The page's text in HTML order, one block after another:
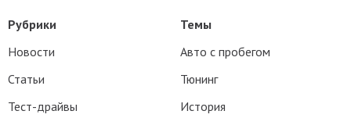
Рубрики
Новости
Статьи
Тест-драйвы
Темы
Авто с пробегом
Тюнинг
История